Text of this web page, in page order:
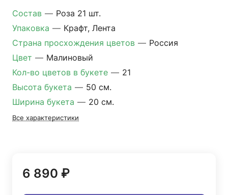
Состав — Роза 21 шт.
Упаковка — Крафт, Лента
Страна просхождения цветов — Россия
Цвет — Малиновый
Кол-во цветов в букете — 21
Высота букета — 50 см.
Ширина букета — 20 см.
Все характеристики
6 890 ₽